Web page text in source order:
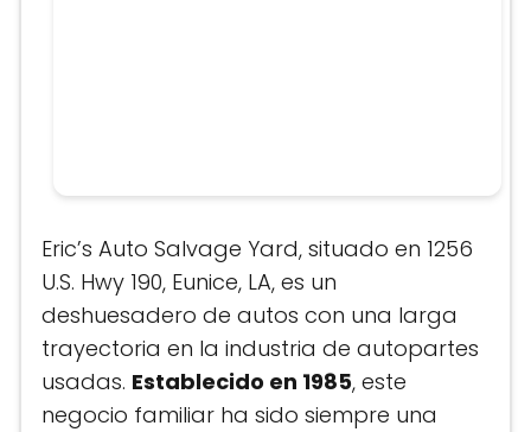
Eric’s Auto Salvage Yard, situado en 1256
U.S. Hwy 190, Eunice, LA, es un
deshuesadero de autos con una larga
trayectoria en la industria de autopartes
usadas. Establecido en 1985, este
negocio familiar ha sido siempre una